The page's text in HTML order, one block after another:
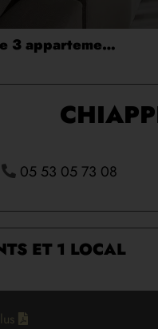
Immeuble 3 appartements et 1 local commercial
05 53 05 73 08
ET 1 LOCAL